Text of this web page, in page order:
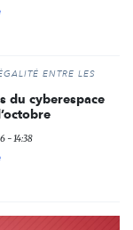
ENTRE LES
du cyberespace
- 14:38